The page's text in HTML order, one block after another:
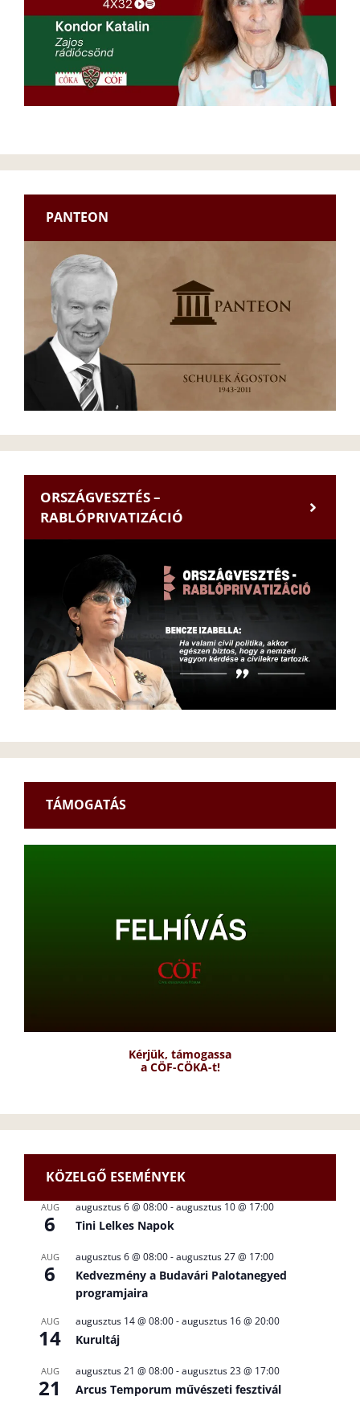
PANTEON
ORSZÁGVESZTÉS –
RABLÓPRIVATIZÁCIÓ
TÁMOGATÁS
Kérjük, támogassa
a CÖF-CÖKA-t!
KÖZELGŐ ESEMÉNYEK
AUG
6
augusztus 6 @ 08:00-augusztus 10 @ 17:00
Tini Lelkes Napok
AUG
6
augusztus 6 @ 08:00-augusztus 27 @ 17:00
Kedvezmény a Budavári Palotanegyed
programjaira
AUG
14
augusztus 14 @ 08:00-augusztus 16 @ 20:00
Kurultáj
AUG
21
augusztus 21 @ 08:00-augusztus 23 @ 17:00
Arcus Temporum művészeti fesztivál